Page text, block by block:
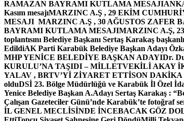
RAMAZAN BAYRAMI KUTLAMA MESAJI
Kasım mesajıMARZINC A.Ş , 29 EKİM
MESAJI MARZINC A.Ş , 30 AĞUSTOS ZAFER
BAYRAMI KUTLAMA MESAJIMARZINC A.Ş,
toplantısını Belediye Başkanı Sertaş Karakaş
EdildiAK Parti Karabük Belediye Başkan Adayı
MHP YENİCE BELEDİYE BAŞKAN ADAYIDr.
KURULU’NA TAŞIDI – MİLLETVEKİLİ AKAY
YALAV , BRTV’Yİ ZİYARET ETTİSON DAKİKA
olduDSİ 23. Bölge Müdürlüğü ve Karabük İl Özel
Yenice Belediye Başkan A.Adayı Sertaş Karakaş :
Çalışan Gazeteciler Günü’nde Karabük’te fotoğraf
İL GENEL MECLİSİNDE İNCEBACAK GÖZ